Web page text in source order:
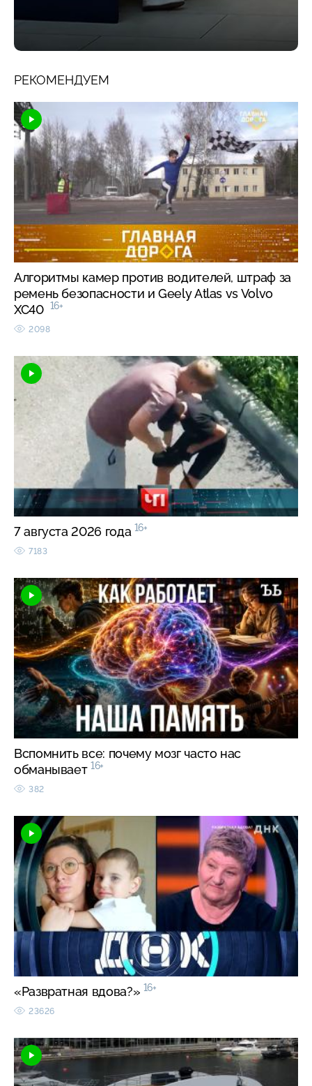
РЕКОМЕНДУЕМ
Алгоритмы камер против водителей, штраф за
ремень безопасности и Geely Atlas vs Volvo
XC40 16+
2098
7 августа 2026 года 16+
7183
Вспомнить все: почему мозг часто нас
обманывает 16+
382
«Развратная вдова?» 16+
23626